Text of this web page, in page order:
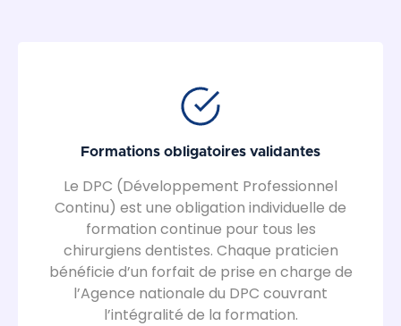
Formations obligatoires validantes
Le DPC (Développement Professionnel
Continu) est une obligation individuelle de
formation continue pour tous les
chirurgiens dentistes. Chaque praticien
bénéficie d’un forfait de prise en charge de
l’Agence nationale du DPC couvrant
l’intégralité de la formation.